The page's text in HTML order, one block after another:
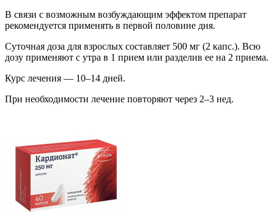
В связи с возможным возбуждающим эффектом препарат
рекомендуется применять в первой половине дня.
Суточная доза для взрослых составляет 500 мг (2 капс.). Всю
дозу применяют с утра в 1 прием или разделив ее на 2 приема.
Курс лечения — 10–14 дней.
При необходимости лечение повторяют через 2–3 нед.